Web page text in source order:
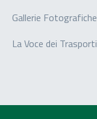
Gallerie Fotografiche
La Voce dei Trasporti